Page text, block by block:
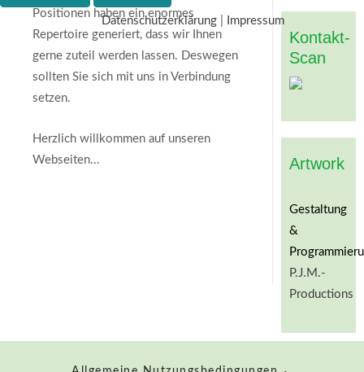
Kontakt-
Scan
Artwork
Gestaltung
&
P.J.M.-
Productions
Positionen haben ein enormes
Repertoire generiert, dass wir Ihnen
gerne zuteil werden lassen. Deswegen
sollten Sie sich mit uns in Verbindung
setzen.
Herzlich willkommen auf unseren
Webseiten...
Datenschutzerklärung Impressum